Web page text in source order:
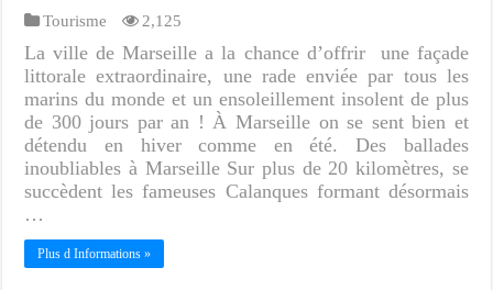
Tourisme 2,125
La ville de Marseille a la chance d’offrir une façade
littorale extraordinaire, une rade enviée par tous les
marins du monde et un ensoleillement insolent de plus
de 300 jours par an ! À Marseille on se sent bien et
détendu en hiver comme en été. Des ballades
inoubliables à Marseille Sur plus de 20 kilomètres, se
succèdent les fameuses Calanques formant désormais
…
Plus d Informations »